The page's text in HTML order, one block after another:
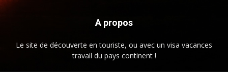
A propos
Le site de découverte en touriste, ou avec un visa vacances
travail du pays continent !